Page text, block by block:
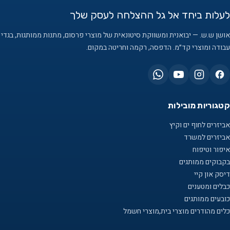
לעלות ביחד אל גל ההצלחה לעסק שלך
אושן ש.ש. — יבואנית ומשווקת סיטונאית של מוצרי פרסום, מתנות ממותגות, בגדי
עבודה ומוצרי קד״מ. הדפסה, רקמה וחריטה במקום.
קטגוריות מובילות
אביזרים לחוף ים וקיץ
אביזרים למשרד
איפור וטיפוח
בקבוקים ממותגים
דיסק און קיי
כבלים ומטענים
כובעים ממותגים
כלים מהודרים מוצרי בית,מוצרי חשמל